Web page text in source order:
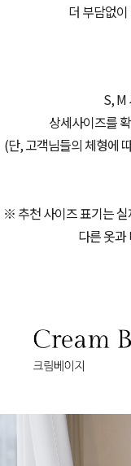
더 부담없
S, M
상세사이즈를
(단, 고객님들의 체형에
※ 추천 사이즈 표기는 실
다른 옷과